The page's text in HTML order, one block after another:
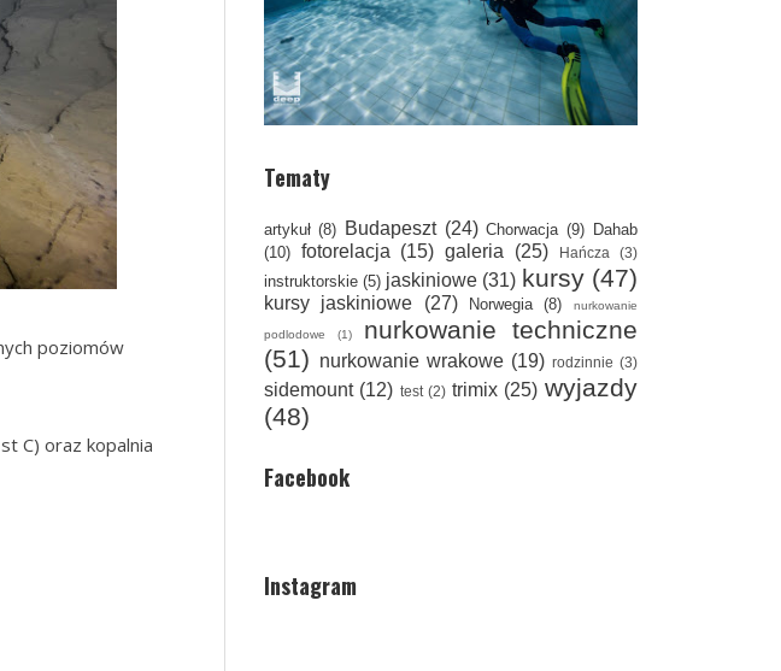
poziomów
C) oraz kopalnia
Tematy
artykuł (8) Budapeszt (24) Chorwacja (9) Dahab
(10)
fotorelacja (15) galeria (25) Hańcza (3)
instruktorskie (5) jaskiniowe (31) kursy (47)
kursy jaskiniowe (27) Norwegia (8) nurkowanie
podlodowe (1)
nurkowanie techniczne
(51) nurkowanie wrakowe (19) rodzinnie (3)
sidemount (12) test (2) trimix (25) wyjazdy
(48)
Facebook
Instagram